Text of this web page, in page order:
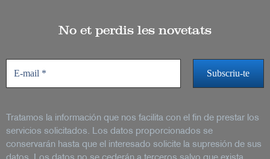
No et perdis les novetats
Tratamos la información que nos facilita con el fin de prestar los
servicios solicitados. Los datos proporcionados se
conservarán hasta que el interesado solicite la supresión de sus